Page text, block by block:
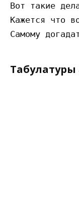
Вот такие
Кажется что
Табулатуры